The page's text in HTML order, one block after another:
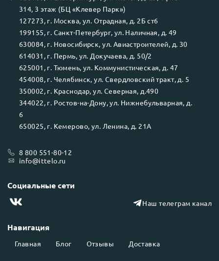
Навигация
Главная Блог Отзывы Доставка
314, 3 этаж (БЦ «Клевер Парк»)
127273, г. Москва, ул. Отрадная, д. 2Б ст6
199155, г. Санкт-Петербург, ул. Наличная, д. 49
630084, г. Новосибирск, ул. Авиастроителей, д. 30
614031 , г. Пермь, ул. Докучаева, д. 50/2
625001 , г. Тюмень, ул. Коммунистическая, д. 47
454008, г. Челябинск, ул. Свердловский тракт, д. 5
350002, г. Краснодар, ул. Северная, д.490
344022, г. Ростов-на-Дону, ул. Нижнебульварная, д.
6
650025, г. Кемерово, ул. Ленина, д. 21А
8 800 551-80-12
info@ittelo.ru
Социальные сети
Наш телеграм канал